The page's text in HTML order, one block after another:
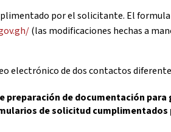
por el solicitante. El
(las modificaciones hechas a
electrónico de dos contactos
de documentación
de solicitud